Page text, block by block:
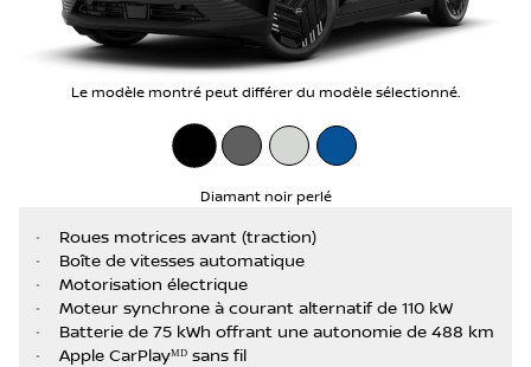
•
Roues motrices avant (traction)
•
Boîte de vitesses automatique
•
Motorisation électrique
•
Moteur synchrone à courant alternatif de 110 kW
•
Batterie de 75 kWh offrant une autonomie de 488 km
•
Apple CarPlayᴹᴰ sans fil
Le modèle montré peut différer du modèle sélectionné.
Diamant noir perlé